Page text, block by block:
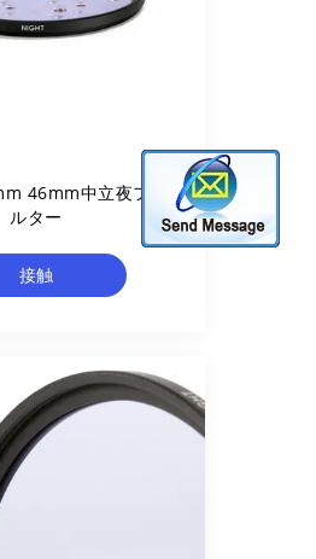
46mm中立夜フィ
ルター
接触